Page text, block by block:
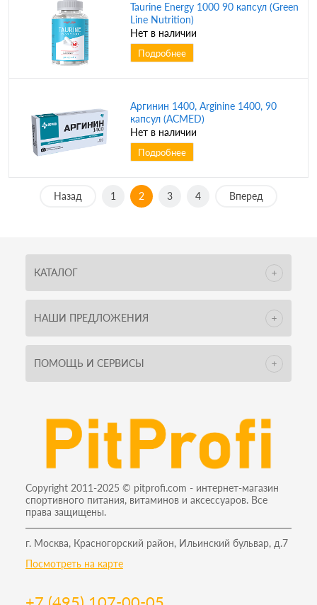
Taurine Energy 1000 90 капсул (Green
Line Nutrition)
Нет в наличии
Подробнее
Аргинин 1400, Arginine 1400, 90
капсул (ACMED)
Нет в наличии
Подробнее
Назад 1 2 3 4 Вперед
КАТАЛОГ
НАШИ ПРЕДЛОЖЕНИЯ
ПОМОЩЬ И СЕРВИСЫ
Copyright 2011-2025 © pitprofi.com - интернет-магазин
спортивного питания, витаминов и аксессуаров. Все
права защищены.
г. Москва, Красногорский район, Ильинский бульвар, д.7
Посмотреть на карте